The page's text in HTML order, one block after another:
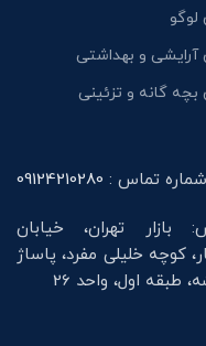
لوگو
آرایشی و بهداشتی
بچه گانه و تزئینی
شماره تماس : 09124210280
بازار تهران، خیابان
کوچه خلیلی مفرد، پاساژ
طبقه اول، واحد 26